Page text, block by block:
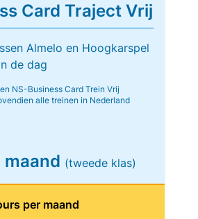
Card Traject Vrij
Almelo en Hoogkarspel
de dag
NS-Business Card Trein Vrij
alle treinen in Nederland
(tweede klas)
per maand